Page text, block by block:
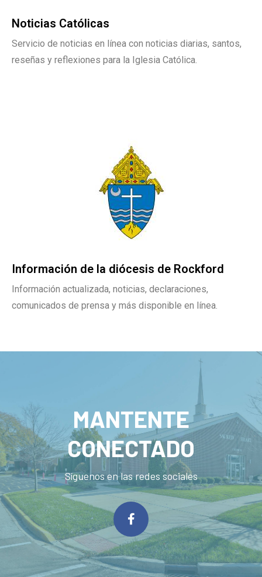
Noticias Católicas
Servicio de noticias en línea con noticias diarias, santos,
reseñas y reflexiones para la Iglesia Católica.
Información de la diócesis de Rockford
Información actualizada, noticias, declaraciones,
comunicados de prensa y más disponible en línea.
MANTENTE
CONECTADO
Síguenos en las redes sociales